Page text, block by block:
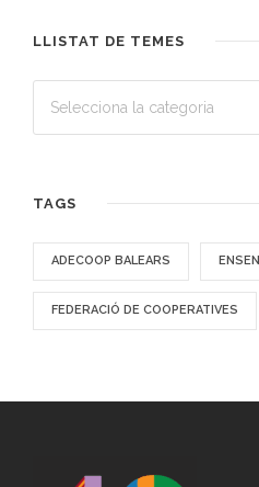
LLISTAT DE TEMES
TAGS
ADECOOP BALEARS
FEDERACIÓ DE COOPERATIVES